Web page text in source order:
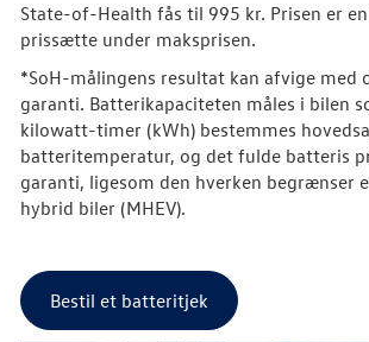
State-of-Health fås til 995 kr. Prisen er
prissætte under maksprisen.
*SoH-målingens resultat kan afvige
garanti. Batterikapaciteten måles i bilen
kilowatt-timer (kWh) bestemmes
batteritemperatur, og det fulde batteris
garanti, ligesom den hverken begrænser
hybrid biler (MHEV).
Bestil et batteritjek